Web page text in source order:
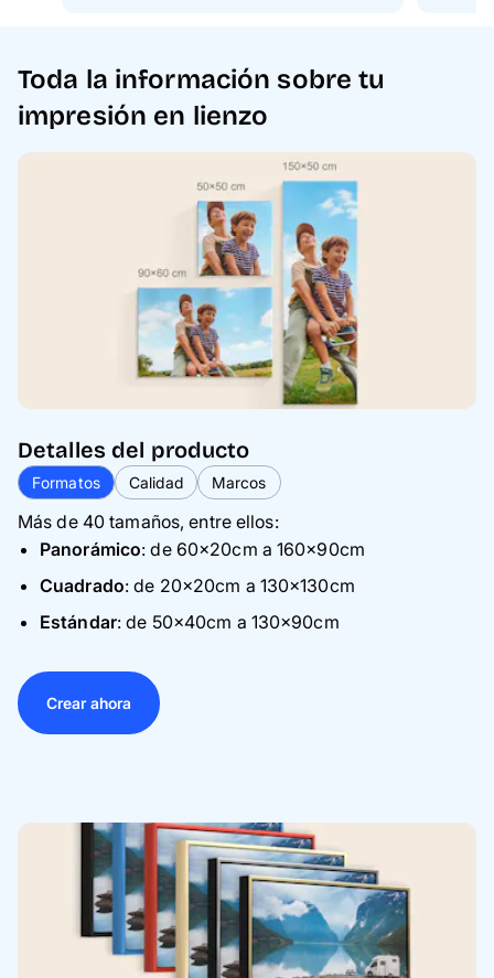
Toda la información sobre tu
impresión en lienzo
Detalles del producto
Formatos Calidad Marcos
Más de 40 tamaños, entre ellos:
Panorámico: de 60×20cm a 160×90cm
Cuadrado: de 20×20cm a 130×130cm
Estándar: de 50×40cm a 130×90cm
Crear ahora